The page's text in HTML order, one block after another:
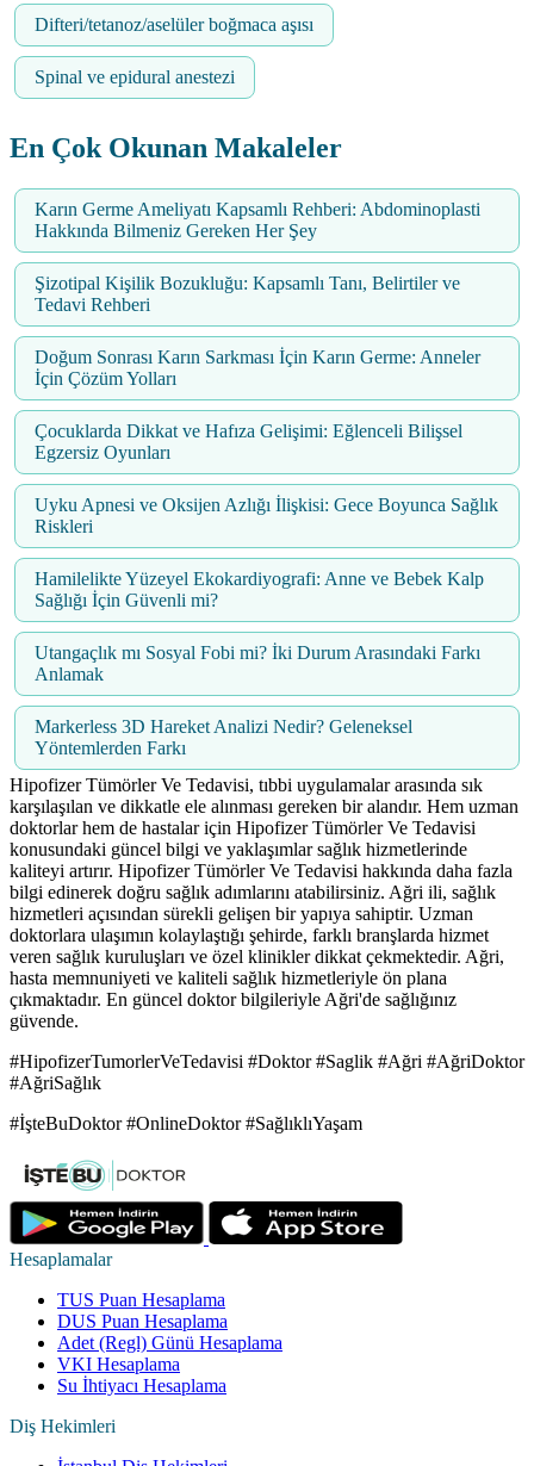
Difteri/tetanoz/aselüler boğmaca aşısı
Spinal ve epidural anestezi
En Çok Okunan Makaleler
Karın Germe Ameliyatı Kapsamlı Rehberi: Abdominoplasti
Hakkında Bilmeniz Gereken Her Şey
Şizotipal Kişilik Bozukluğu: Kapsamlı Tanı, Belirtiler ve
Tedavi Rehberi
Doğum Sonrası Karın Sarkması İçin Karın Germe: Anneler
İçin Çözüm Yolları
Çocuklarda Dikkat ve Hafıza Gelişimi: Eğlenceli Bilişsel
Egzersiz Oyunları
Uyku Apnesi ve Oksijen Azlığı İlişkisi: Gece Boyunca Sağlık
Riskleri
Hamilelikte Yüzeyel Ekokardiyografi: Anne ve Bebek Kalp
Sağlığı İçin Güvenli mi?
Utangaçlık mı Sosyal Fobi mi? İki Durum Arasındaki Farkı
Anlamak
Markerless 3D Hareket Analizi Nedir? Geleneksel
Yöntemlerden Farkı
Hipofizer Tümörler Ve Tedavisi, tıbbi uygulamalar arasında sık
karşılaşılan ve dikkatle ele alınması gereken bir alandır. Hem uzman
doktorlar hem de hastalar için Hipofizer Tümörler Ve Tedavisi
konusundaki güncel bilgi ve yaklaşımlar sağlık hizmetlerinde
kaliteyi artırır. Hipofizer Tümörler Ve Tedavisi hakkında daha fazla
bilgi edinerek doğru sağlık adımlarını atabilirsiniz. Ağri ili, sağlık
hizmetleri açısından sürekli gelişen bir yapıya sahiptir. Uzman
doktorlara ulaşımın kolaylaştığı şehirde, farklı branşlarda hizmet
veren sağlık kuruluşları ve özel klinikler dikkat çekmektedir. Ağri,
hasta memnuniyeti ve kaliteli sağlık hizmetleriyle ön plana
çıkmaktadır. En güncel doktor bilgileriyle Ağri'de sağlığınız
güvende.
#HipofizerTumorlerVeTedavisi #Doktor #Saglik #Ağri #AğriDoktor
#AğriSağlık
#İşteBuDoktor #OnlineDoktor #SağlıklıYaşam
Hesaplamalar
TUS Puan Hesaplama
DUS Puan Hesaplama
Adet (Regl) Günü Hesaplama
VKI Hesaplama
Su İhtiyacı Hesaplama
Diş Hekimleri